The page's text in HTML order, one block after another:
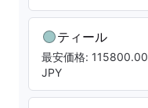
ティール
最安価格: 115800.00
JPY